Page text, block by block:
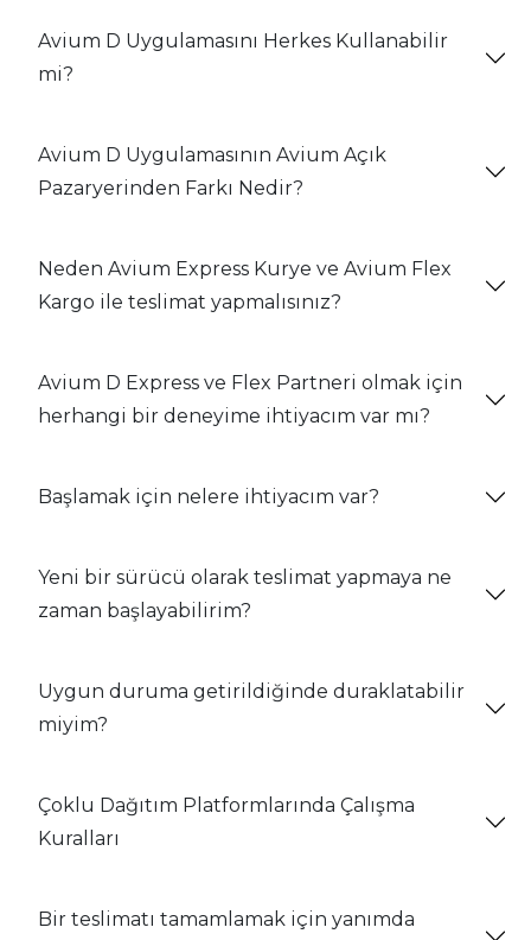
Avium D Uygulamasını Herkes Kullanabilir
mi?
Avium D Uygulamasının Avium Açık
Pazaryerinden Farkı Nedir?
Neden Avium Express Kurye ve Avium Flex
Kargo ile teslimat yapmalısınız?
Avium D Express ve Flex Partneri olmak için
herhangi bir deneyime ihtiyacım var mı?
Başlamak için nelere ihtiyacım var?
Yeni bir sürücü olarak teslimat yapmaya ne
zaman başlayabilirim?
Uygun duruma getirildiğinde duraklatabilir
miyim?
Çoklu Dağıtım Platformlarında Çalışma
Kuralları
Bir teslimatı tamamlamak için yanımda